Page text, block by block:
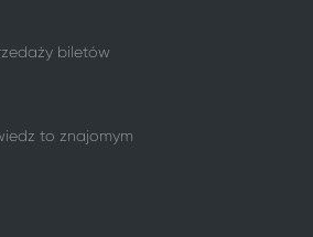
biletów
to znajomym